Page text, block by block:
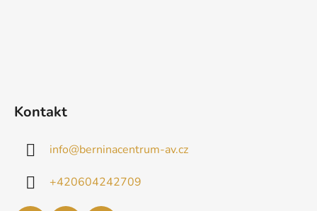
Kontakt
info@berninacentrum-av.cz
+420604242709